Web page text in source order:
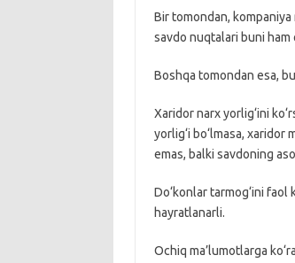
Bir tomondan,
savdo nuqtalari buni ham
Boshqa tomondan esa,
Xaridor narx yorlig‘ini
yorlig‘i bo‘lmasa,
emas, balki savdoning
Do‘konlar tarmog‘ini
hayratlanarli.
Ochiq ma’lumotlarga